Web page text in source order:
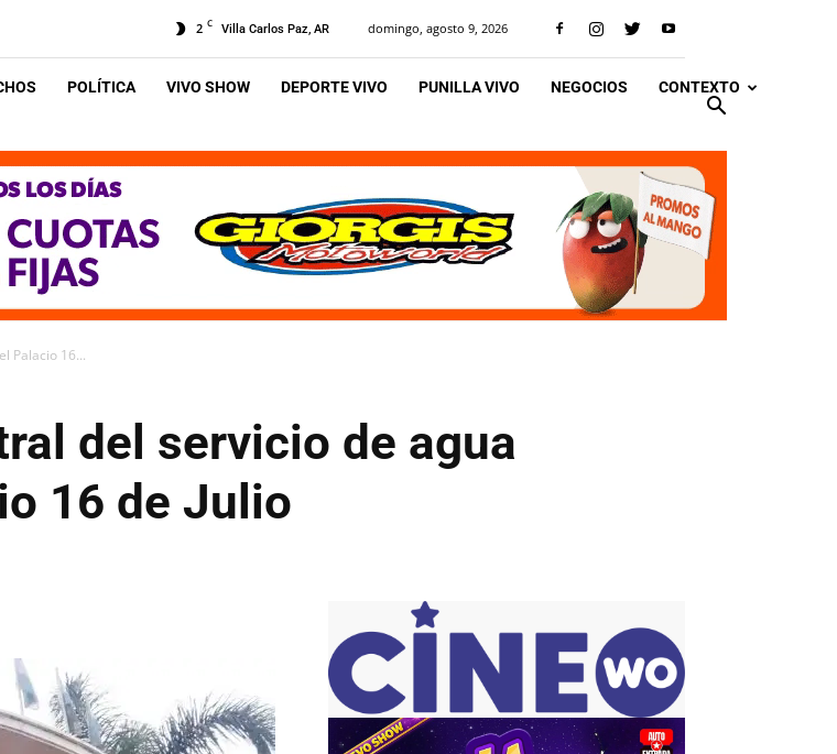
2 C Villa Carlos Paz, AR domingo, agosto 9, 2026
POLÍTICA VIVO SHOW DEPORTE VIVO PUNILLA VIVO NEGOCIOS CONTEXTO
Palacio 16...
del servicio de agua
16 de Julio